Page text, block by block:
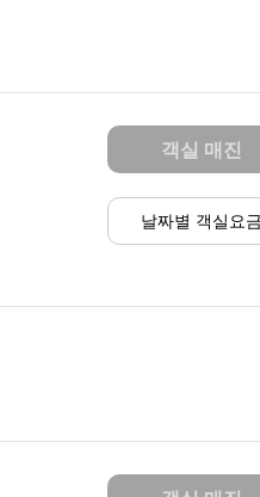
객실 매진
날짜별 객실요금